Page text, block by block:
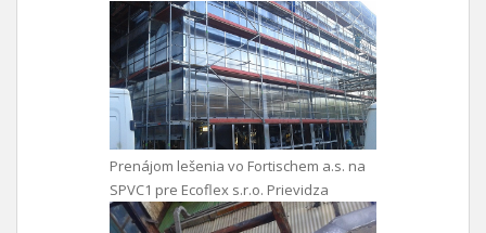
Prenájom lešenia vo Fortischem a.s. na
SPVC1 pre Ecoflex s.r.o. Prievidza